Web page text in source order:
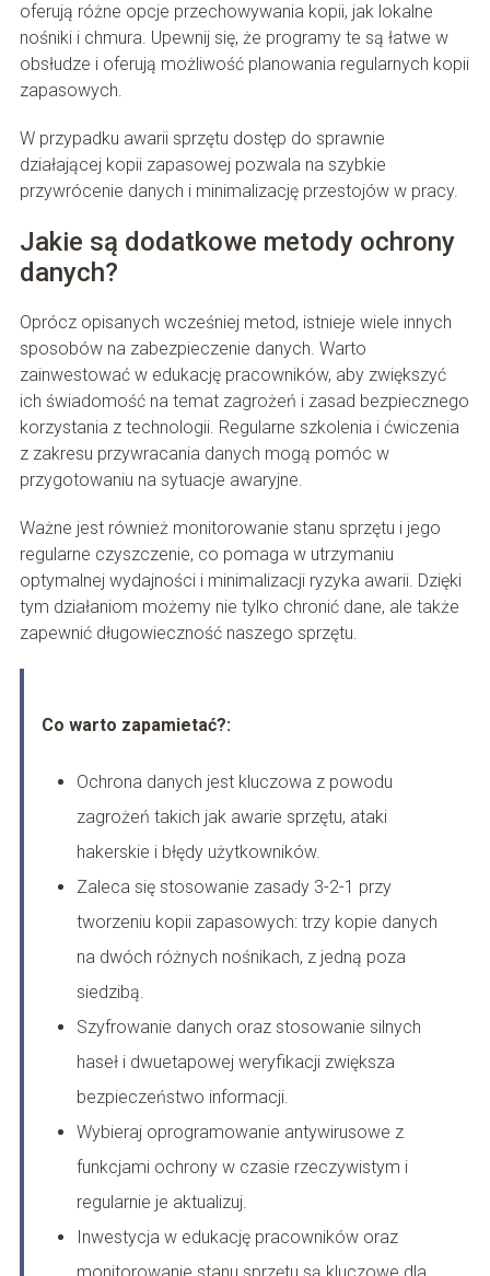
oferują różne opcje przechowywania kopii, jak lokalne
nośniki i chmura. Upewnij się, że programy te są łatwe w
obsłudze i oferują możliwość planowania regularnych kopii
zapasowych.
W przypadku awarii sprzętu dostęp do sprawnie
działającej kopii zapasowej pozwala na szybkie
przywrócenie danych i minimalizację przestojów w pracy.
Jakie są dodatkowe metody ochrony
danych?
Oprócz opisanych wcześniej metod, istnieje wiele innych
sposobów na zabezpieczenie danych. Warto
zainwestować w edukację pracowników, aby zwiększyć
ich świadomość na temat zagrożeń i zasad bezpiecznego
korzystania z technologii. Regularne szkolenia i ćwiczenia
z zakresu przywracania danych mogą pomóc w
przygotowaniu na sytuacje awaryjne.
Ważne jest również monitorowanie stanu sprzętu i jego
regularne czyszczenie, co pomaga w utrzymaniu
optymalnej wydajności i minimalizacji ryzyka awarii. Dzięki
tym działaniom możemy nie tylko chronić dane, ale także
zapewnić długowieczność naszego sprzętu.
Co warto zapamietać?:
Ochrona danych jest kluczowa z powodu
zagrożeń takich jak awarie sprzętu, ataki
hakerskie i błędy użytkowników.
Zaleca się stosowanie zasady 3-2-1 przy
tworzeniu kopii zapasowych: trzy kopie danych
na dwóch różnych nośnikach, z jedną poza
siedzibą.
Szyfrowanie danych oraz stosowanie silnych
haseł i dwuetapowej weryfikacji zwiększa
bezpieczeństwo informacji.
Wybieraj oprogramowanie antywirusowe z
funkcjami ochrony w czasie rzeczywistym i
regularnie je aktualizuj.
Inwestycja w edukację pracowników oraz